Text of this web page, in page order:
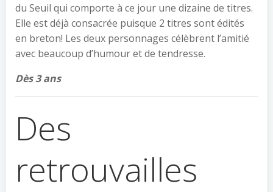
du Seuil qui comporte à ce jour une dizaine de titres.
Elle est déjà consacrée puisque 2 titres sont édités
en breton! Les deux personnages célèbrent l’amitié
avec beaucoup d’humour et de tendresse.
Dès 3 ans
Des
retrouvailles